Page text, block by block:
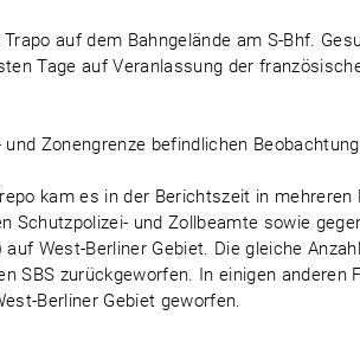
auf dem Bahngelände am S-Bhf.
Tage auf Veranlassung der
und Zonengrenze befindlichen
kam es in der Berichtszeit in mehreren
Schutzpolizei- und Zollbeamte sowie
West-Berliner Gebiet. Die gleiche
SBS zurückgeworfen. In einigen anderen
Berliner Gebiet geworfen.